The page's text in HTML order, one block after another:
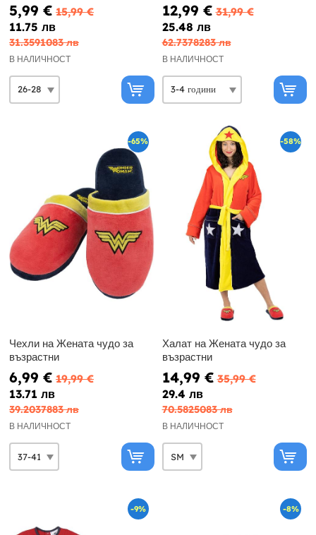
5,99 € 15,99 €
11.75 лв
31.3591083 лв
В НАЛИЧНОСТ
12,99 € 31,99 €
25.48 лв
62.7378283 лв
В НАЛИЧНОСТ
-65%
Чехли на Жената чудо за
възрастни
6,99 € 19,99 €
13.71 лв
39.2037883 лв
В НАЛИЧНОСТ
-58%
Халат на Жената чудо за
възрастни
14,99 € 35,99 €
29.4 лв
70.5825083 лв
В НАЛИЧНОСТ
-9% -8%